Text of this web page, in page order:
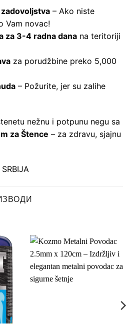
– Ako niste
Vam novac!
za 3-4 radna dana na teritoriji
za porudžbine preko 5,000
– Požurite, jer su zalihe
nežnu i potpunu negu sa
za Štence – za zdravu, sjajnu